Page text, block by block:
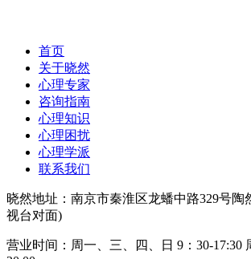
首页
关于晓然
心理专家
咨询指南
心理知识
心理困扰
心理学派
联系我们
晓然地址：南京市秦淮区龙蟠中路329号陶
视台对面)
营业时间：周一、三、四、日 9：30-17:30